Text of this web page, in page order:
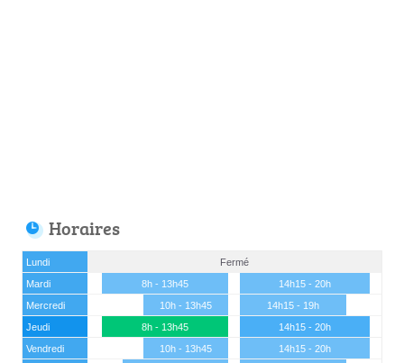
Horaires
Lundi
Fermé
Mardi
8h - 13h45
14h15 - 20h
Mercredi
10h - 13h45
14h15 - 19h
Jeudi
8h - 13h45
14h15 - 20h
Vendredi
10h - 13h45
14h15 - 20h